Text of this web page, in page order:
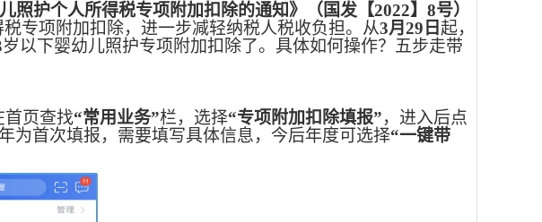
照护个人所得税专项附加扣除的通知》（国发【2022】8号）
专项附加扣除，进一步减轻纳税人税收负担。从3月29日 起，
岁以下婴幼儿照护专项附加扣除了。具体如何操作？五步走带
首页查找“常用业务”栏，选择“专项附加扣除填报”，进入后点
为首次填报，需要填写具体信息，今后年度可选择“一键带